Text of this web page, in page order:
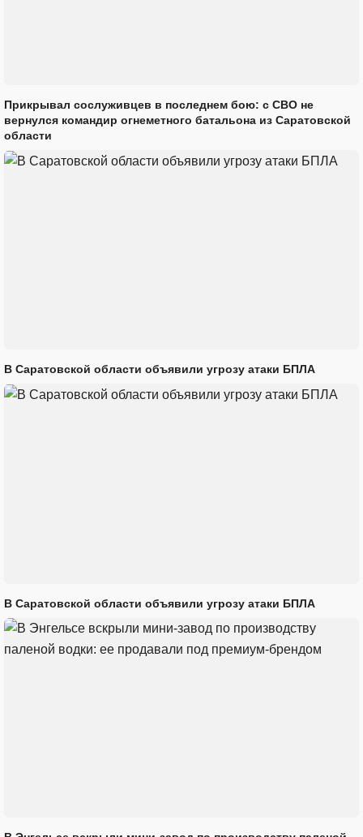
Прикрывал сослуживцев в последнем бою: с СВО не
вернулся командир огнеметного батальона из Саратовской
области
В Саратовской области объявили угрозу атаки БПЛА
В Саратовской области объявили угрозу атаки БПЛА